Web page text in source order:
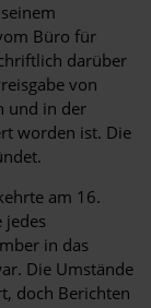
Büro für
darüber
von
und in der
worden ist. Die
am 16.
jedes
in das
Die Umstände
doch Berichten